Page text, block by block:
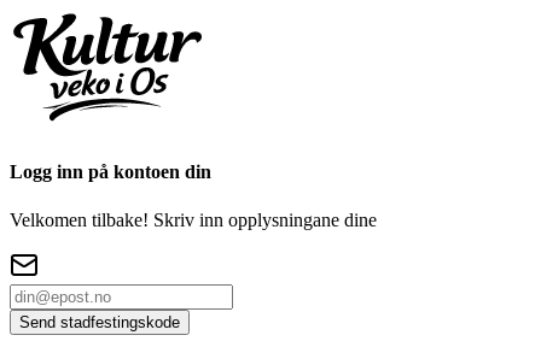
Logg inn på kontoen din
Velkomen tilbake! Skriv inn opplysningane dine
Send stadfestingskode